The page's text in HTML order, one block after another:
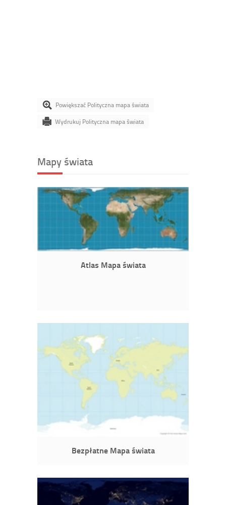
Powiększać Polityczna mapa świata
Wydrukuj Polityczna mapa świata
Mapy świata
Atlas Mapa świata
Bezpłatne Mapa świata